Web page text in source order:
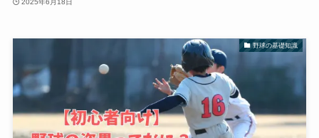
2025年6月18日
野球の基礎知識